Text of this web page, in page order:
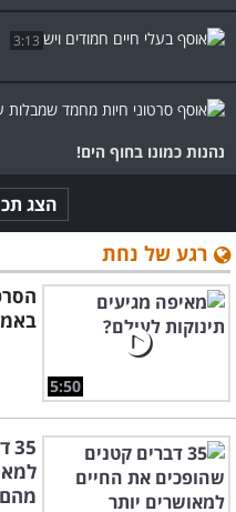
3:13
נהנות כמונו בחוף הים!
הצג
רגע של נחת
5:50
מהם